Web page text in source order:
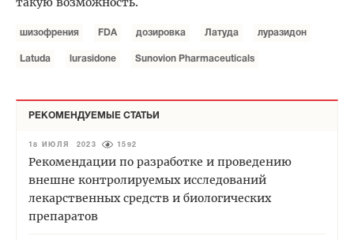
шизофрения FDA дозировка Латуда луразидон
Latuda lurasidone Sunovion Pharmaceuticals
РЕКОМЕНДУЕМЫЕ СТАТЬИ
18 ИЮЛЯ 2023 1592
Рекомендации по разработке и проведению
внешне контролируемых исследований
лекарственных средств и биологических
препаратов